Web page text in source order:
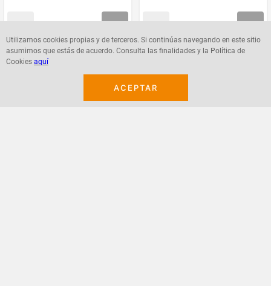
Utilizamos cookies propias y de terceros. Si continúas navegando en este sitio
asumimos que estás de acuerdo. Consulta las finalidades y la Política de
Cookies aquí
ACEPTAR